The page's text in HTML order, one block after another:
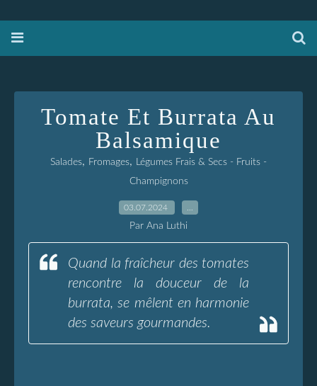
Tomate Et Burrata Au
Balsamique
Salades, Fromages, Légumes Frais & Secs - Fruits -
Champignons
03.07.2024
Par Ana Luthi
Quand la fraîcheur des tomates
rencontre la douceur de la
burrata, se mêlent en harmonie
des saveurs gourmandes.